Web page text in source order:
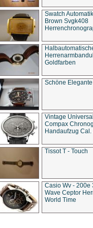
Swatch
Brown Svgk408
Goldfarben
Schöne
Vintage
Compax
Handaufzug Cal.
Tissot T - Touch
Casio Wv - 200e
Wave Ceptor
World Time